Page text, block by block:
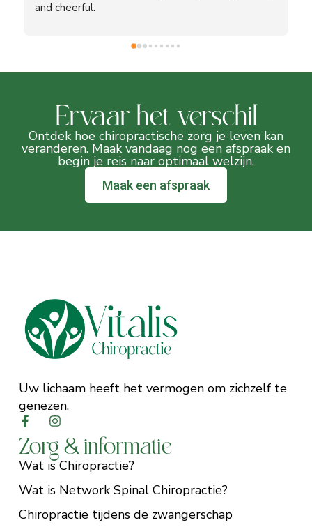
and cheerful.
Ervaar het verschil
Ontdek hoe chiropractische zorg je leven kan
veranderen. Maak vandaag nog een afspraak en
begin je reis naar optimaal welzijn.
Maak een afspraak
Uw lichaam heeft het vermogen om zichzelf te
genezen.
Zorg & informatie
Wat is Chiropractie?
Wat is Network Spinal Chiropractie?
Chiropractie tijdens de zwangerschap